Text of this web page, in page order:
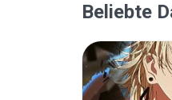
Beliebte